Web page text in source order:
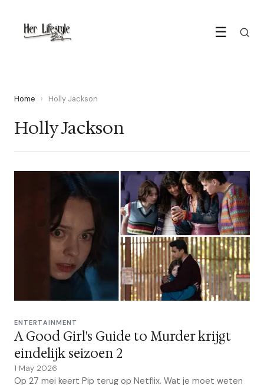
☰
Home › Holly Jackson
Holly Jackson
ENTERTAINMENT
A Good Girl's Guide to Murder krijgt
eindelijk seizoen 2
1 May 2026
Op 27 mei keert Pip terug op Netflix. Wat je moet weten